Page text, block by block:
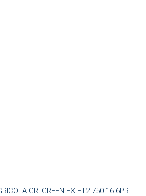
GRI GREEN EX FT2 750-16 6PR